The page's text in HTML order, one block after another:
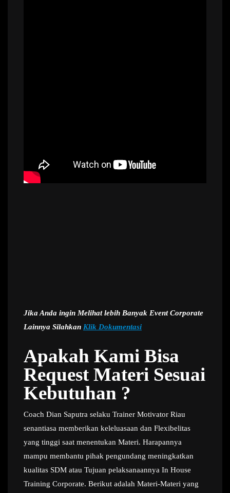
Jika Anda ingin Melihat lebih Banyak Event Corporate
Lainnya Silahkan Klik Dokumentasi
Apakah Kami Bisa
Request Materi Sesuai
Kebutuhan ?
Coach Dian Saputra selaku Trainer Motivator Riau
senantiasa memberikan keleluasaan dan Flexibelitas
yang tinggi saat menentukan Materi. Harapannya
mampu membantu pihak pengundang meningkatkan
kualitas SDM atau Tujuan pelaksanaannya In House
Training Corporate. Berikut adalah Materi-Materi yang